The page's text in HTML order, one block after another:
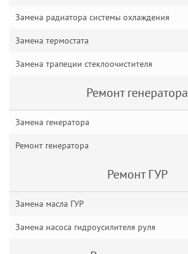
Замена радиатора системы охлаждения
Замена термостата
Замена трапеции стеклоочистителя
Ремонт генератора
Замена генератора
Ремонт генератора
Ремонт ГУР
Замена масла ГУР
Замена насоса гидроусилителя руля